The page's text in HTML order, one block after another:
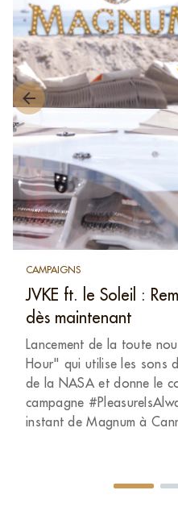
CAMPAIGNS
JVKE ft. le Soleil :
dès maintenant
Lancement de la toute
Hour" qui utilise les sons
de la NASA et donne le
campagne
instant de Magnum à